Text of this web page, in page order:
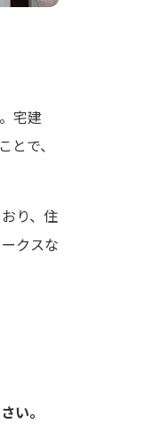
宅建
で、
り、住
クスな
い。